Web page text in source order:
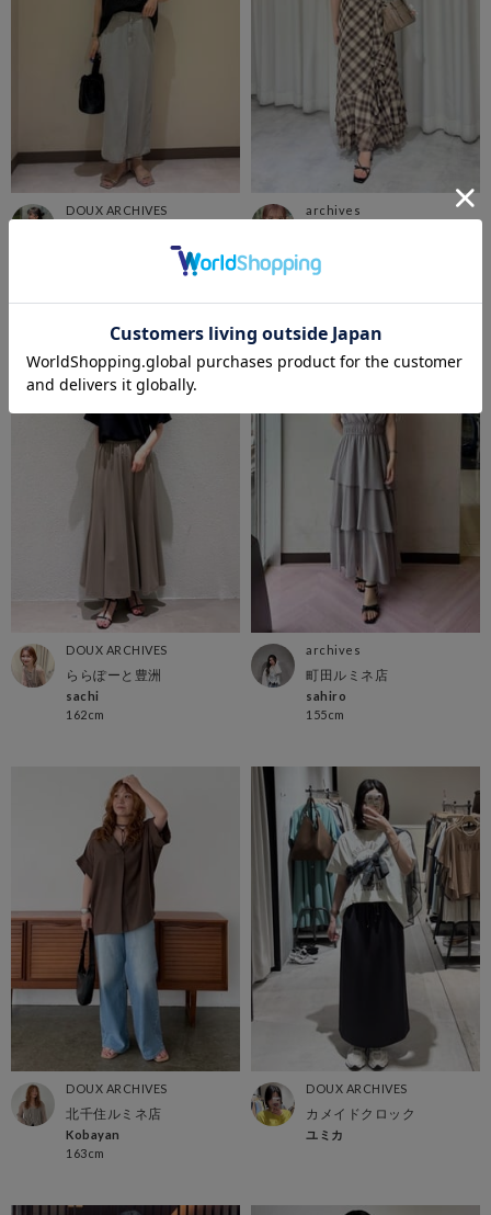
DOUX ARCHIVES archives
KANA
157cm
DOUX ARCHIVES
ららぽーと豊洲
sachi
162cm
archives
町田ルミネ店
sahiro
155cm
DOUX ARCHIVES
北千住ルミネ店
Kobayan
163cm
DOUX ARCHIVES
カメイドクロック
ユミカ